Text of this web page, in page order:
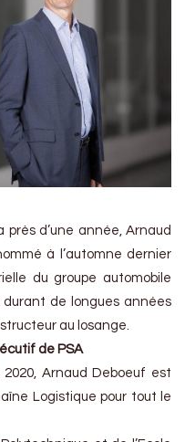
près d’une année, Arnaud
à l’automne dernier
du groupe automobile
de longues années
au losange.
de PSA
Arnaud Deboeuf est
Logistique pour tout le